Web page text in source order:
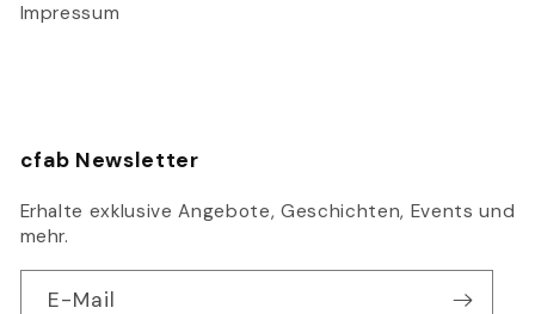
Impressum
cfab Newsletter
Erhalte exklusive Angebote, Geschichten, Events und
mehr.
E-Mail